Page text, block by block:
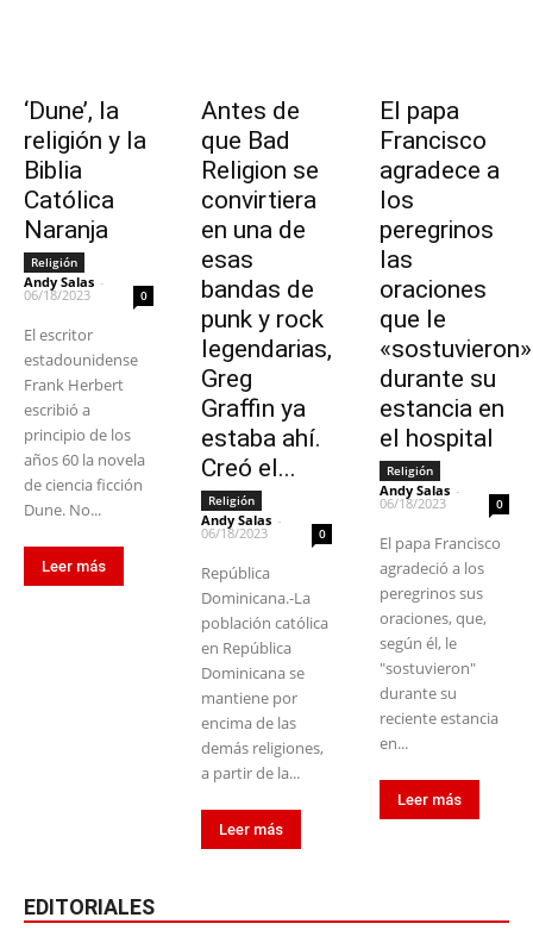
‘Dune’, la
religión y la
Biblia
Católica
Naranja
Religión
Andy Salas -
06/18/2023 0
El escritor
estadounidense
Frank Herbert
escribió a
principio de los
años 60 la novela
de ciencia ficción
Dune. No...
Leer más
Antes de
que Bad
Religion se
convirtiera
en una de
esas
bandas de
punk y rock
legendarias,
Greg
Graffin ya
estaba ahí.
Creó el...
Religión
Andy Salas -
06/18/2023 0
República
Dominicana.-La
población católica
en República
Dominicana se
mantiene por
encima de las
demás religiones,
a partir de la...
Leer más
El papa
Francisco
agradece a
los
peregrinos
las
oraciones
que le
«sostuvieron»
durante su
estancia en
el hospital
Religión
Andy Salas -
06/18/2023 0
El papa Francisco
agradeció a los
peregrinos sus
oraciones, que,
según él, le
"sostuvieron"
durante su
reciente estancia
en...
Leer más
EDITORIALES